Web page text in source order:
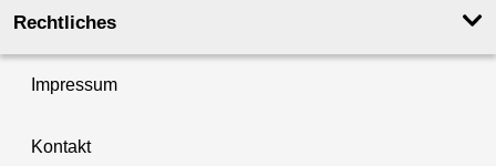
Rechtliches
Impressum
Kontakt